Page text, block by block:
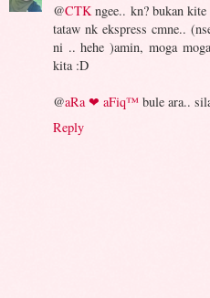
@CTKngee.. kn? bukan
tataw nk ekspress cmne..
ni .. hehe )amin, moga
kita :D
@aRa ❤ aFiq™ bule ara..
Reply